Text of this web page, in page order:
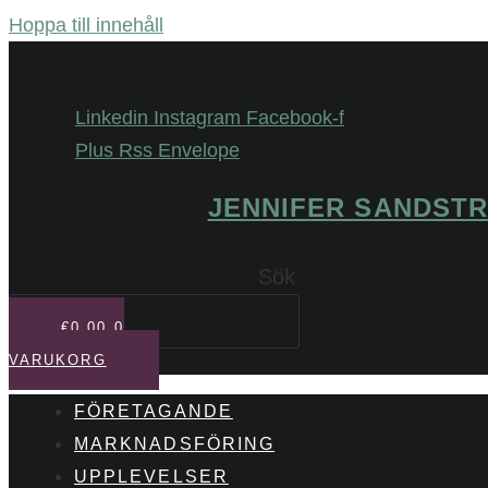
Hoppa till innehåll
Linkedin Instagram Facebook-f
Plus Rss Envelope
JENNIFER
Sök
€0,00 0
VARUKORG
FÖRETAGANDE
MARKNADSFÖRING
UPPLEVELSER